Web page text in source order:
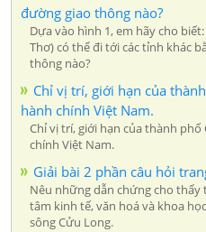
đường giao thông nào?
Dựa vào hình 1, em hãy cho
Thơ) có thể đi tới các tỉnh khác
thông nào?
Chỉ vị trí, giới hạn của
hành chính Việt Nam.
Chỉ vị trí, giới hạn của thành
chính Việt Nam.
Giải bài 2 phần câu hỏi
Nêu những dẫn chứng cho thấy
tâm kinh tế, văn hoá và khoa
sông Cửu Long.